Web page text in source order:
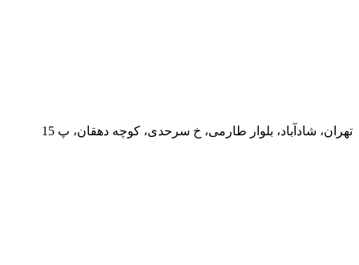
تهران، شادآباد، بلوار طارمی، خ سرحدی، کوچه دهقان، پ 15